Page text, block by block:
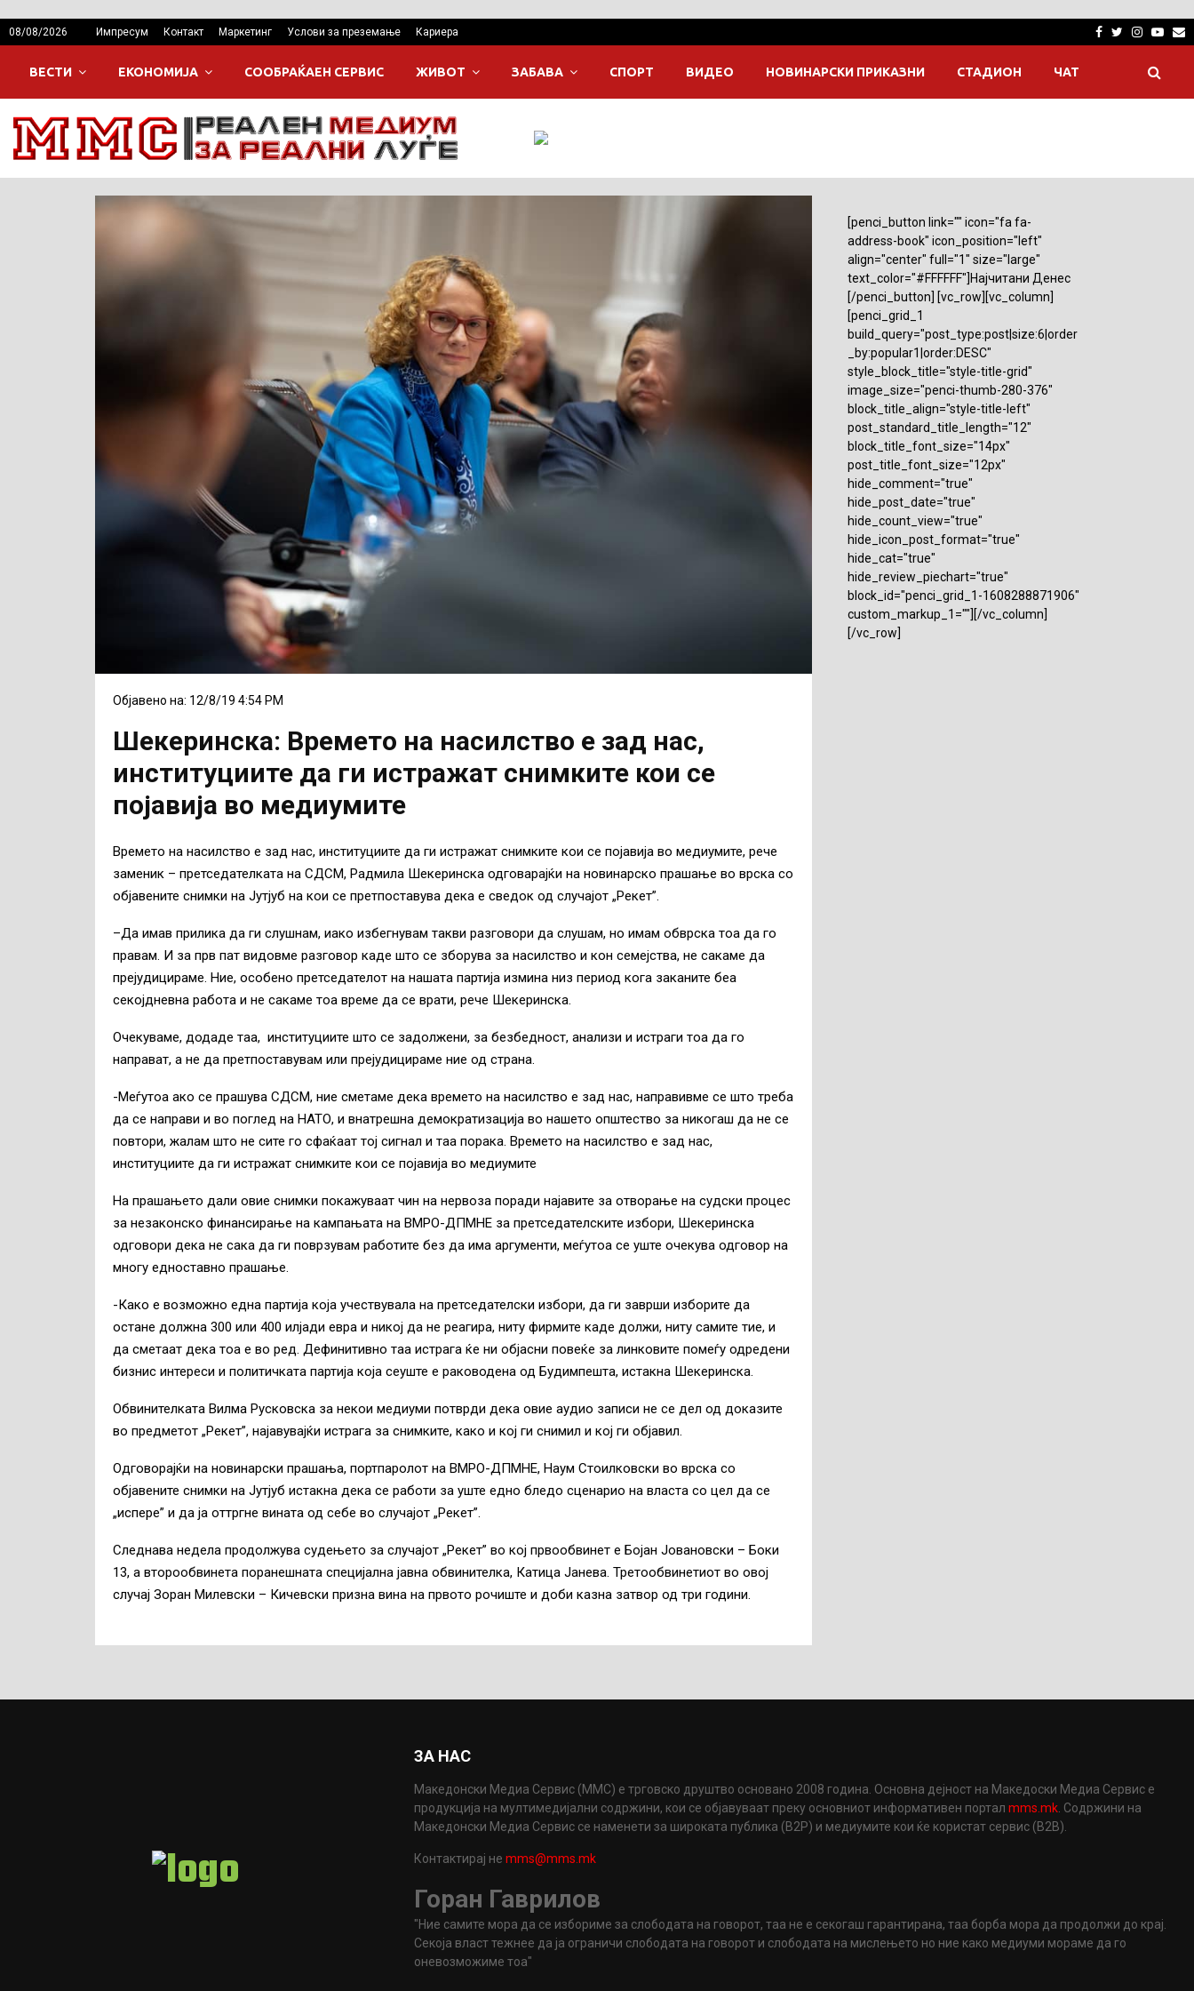
08/08/2026 Импресум Контакт Маркетинг Услови за преземање Кариера Facebook
Twitter
ВЕСТИ ЕКОНОМИЈА СООБРАЌАЕН СЕРВИС ЖИВОТ ЗАБАВА СПОРТ ВИДЕО НОВИНАРСКИ ПРИКАЗНИ СТАДИОН ЧАТ
Објавено на: 12/8/19 4:54 PM
Шекеринска: Времето на насилство е зад нас,
институциите да ги истражат снимките кои се
појавија во медиумите
Времето на насилство е зад нас, институциите да ги истражат снимките кои се појавија во медиумите, рече
заменик – претседателката на СДСМ, Радмила Шекеринска одговарајќи на новинарско прашање во врска со
објавените снимки на Јутјуб на кои се претпоставува дека е сведок од случајот „Рекет”.
–Да имав прилика да ги слушнам, иако избегнувам такви разговори да слушам, но имам обврска тоа да го
правам. И за прв пат видовме разговор каде што се зборува за насилство и кон семејства, не сакаме да
прејудицираме. Ние, особено претседателот на нашата партија измина низ период кога заканите беа
секојдневна работа и не сакаме тоа време да се врати, рече Шекеринска.
Очекуваме, додаде таа, институциите што се задолжени, за безбедност, анализи и истраги тоа да го
направат, а не да претпоставувам или прејудицираме ние од страна.
-Меѓутоа ако се прашува СДСМ, ние сметаме дека времето на насилство е зад нас, направивме се што треба
да се направи и во поглед на НАТО, и внатрешна демократизација во нашето општество за никогаш да не се
повтори, жалам што не сите го сфаќаат тој сигнал и таа порака. Времето на насилство е зад нас,
институциите да ги истражат снимките кои се појавија во медиумите
На прашањето дали овие снимки покажуваат чин на нервоза поради најавите за отворање на судски процес
за незаконско финансирање на кампањата на ВМРО-ДПМНЕ за претседателските избори, Шекеринска
одговори дека не сака да ги поврзувам работите без да има аргументи, меѓутоа се уште очекува одговор на
многу едноставно прашање.
-Како е возможно една партија која учествувала на претседателски избори, да ги заврши изборите да
остане должна 300 или 400 илјади евра и никој да не реагира, ниту фирмите каде должи, ниту самите тие, и
да сметаат дека тоа е во ред. Дефинитивно таа истрага ќе ни објасни повеќе за линковите помеѓу одредени
бизнис интереси и политичката партија која сеуште е раководена од Будимпешта, истакна Шекеринска.
Обвинителката Вилма Русковска за некои медиуми потврди дека овие аудио записи не се дел од доказите
во предметот „Рекет”, најавувајќи истрага за снимките, како и кој ги снимил и кој ги објавил.
Одговорајќи на новинарски прашања, портпаролот на ВМРО-ДПМНЕ, Наум Стоилковски во врска со
објавените снимки на Јутјуб истакна дека се работи за уште едно бледо сценарио на власта со цел да се
„испере” и да ја оттргне вината од себе во случајот „Рекет”.
Следнава недела продолжува судењето за случајот „Рекет” во кој првообвинет е Бојан Јовановски – Боки
13, а второобвинета поранешната специјална јавна обвинителка, Катица Јанева. Третообвинетиот во овој
случај Зоран Милевски – Кичевски призна вина на првото рочиште и доби казна затвор од три години.
[penci_button link="" icon="fa fa-
address-book" icon_position="left"
align="center" full="1" size="large"
text_color="#FFFFFF"]Најчитани Денес
[/penci_button] [vc_row][vc_column]
[penci_grid_1
build_query="post_type:post|size:6|order
_by:popular1|order:DESC"
style_block_title="style-title-grid"
image_size="penci-thumb-280-376"
block_title_align="style-title-left"
post_standard_title_length="12"
block_title_font_size="14px"
post_title_font_size="12px"
hide_comment="true"
hide_post_date="true"
hide_count_view="true"
hide_icon_post_format="true"
hide_cat="true"
hide_review_piechart="true"
block_id="penci_grid_1-1608288871906"
custom_markup_1=""][/vc_column]
[/vc_row]
ЗА НАС
Македонски Медиа Сервис (ММС) е трговско друштво основано 2008 година. Основна дејност на Македоски Медиа Сервис е
продукција на мултимедијални содржини, кои се објавуваат преку основниот информативен порталmms.mk. Содржини на
Македонски Медиа Сервис се наменети за широката публика (B2P) и медиумите кои ќе користат сервис (B2B).
Контактирај неmms@mms.mk
Горан Гаврилов
"Ние самите мора да се избориме за слободата на говорот, таа не е секогаш гарантирана, таа борба мора да продолжи до крај.
Секоја власт тежнее да ја ограничи слободата на говорот и слободата на мислењето но ние како медиуми мораме да го
оневозможиме тоа"